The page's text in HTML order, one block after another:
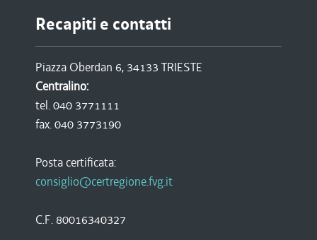
Recapiti e contatti
Piazza Oberdan 6, 34133 TRIESTE
Centralino:
tel. 040 3771111
fax. 040 3773190
Posta certificata:
consiglio@certregione.fvg.it
C.F. 80016340327